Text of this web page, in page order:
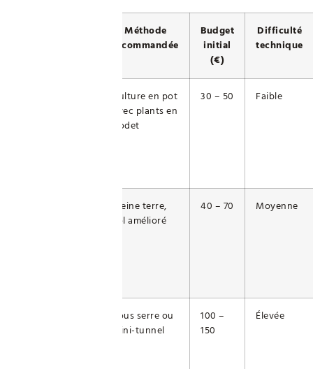
Méthode
recommandée
Budget
initial
(€)
Difficulté
technique
Culture en pot
avec plants en
godet
30 – 50 Faible
Pleine terre,
sol amélioré
40 – 70 Moyenne
Sous serre ou
mini-tunnel
100 –
150
Élevée